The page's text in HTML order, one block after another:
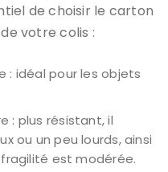
de choisir le carton
votre colis :
: idéal pour les objets
: plus résistant, il
ou un peu lourds, ainsi
est modérée.